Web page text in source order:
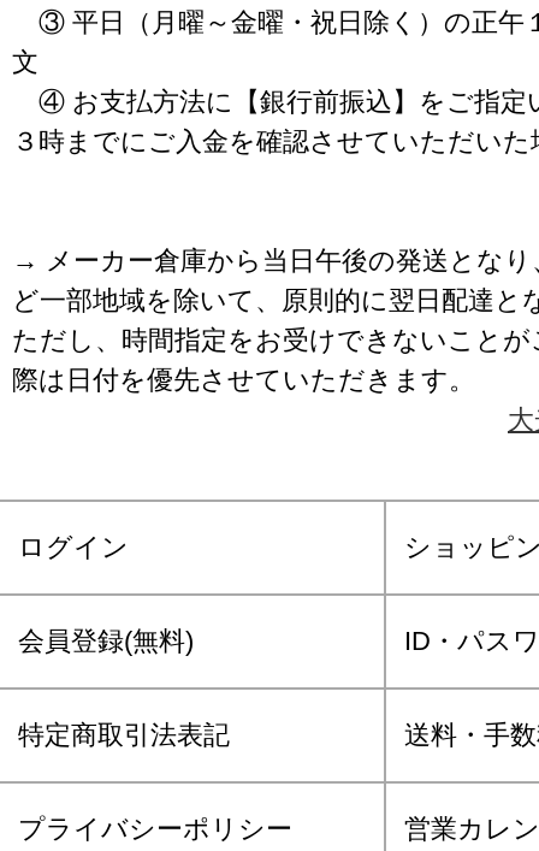
③ 平日（月曜～金曜・祝日除く）の正午
文
④ お支払方法に【銀行前振込】をご指定
３時までにご入金を確認させていただいた
→ メーカー倉庫から当日午後の発送となり
ど一部地域を除いて、原則的に翌日配達と
ただし、時間指定をお受けできないこと
際は日付を優先させていただきます。
ログイン ショッピ
会員登録(無料) ID・パス
特定商取引法表記 送料・手
プライバシーポリシー 営業カレ